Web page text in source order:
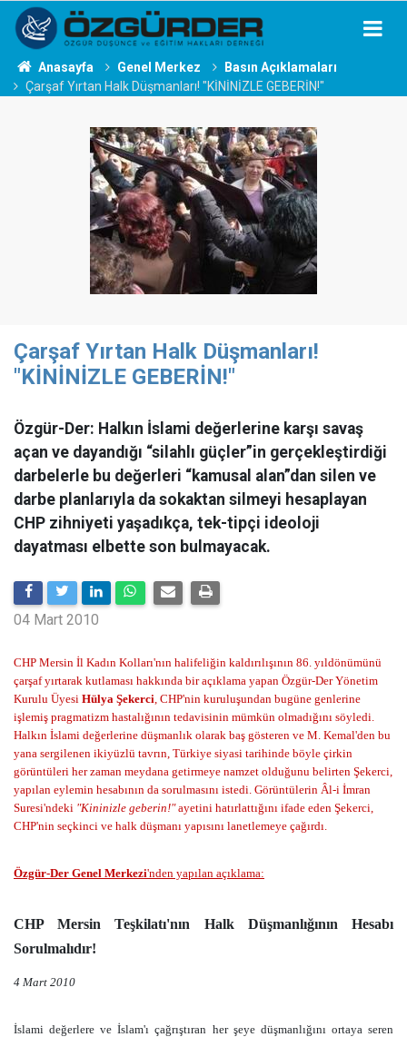
Anasayfa Genel Merkez
Basın Açıklamaları
Çarşaf Yırtan Halk Düşmanları! "KİNİNİZLE GEBERİN!"
Çarşaf Yırtan Halk Düşmanları!
"KİNİNİZLE GEBERİN!"
Özgür-Der: Halkın İslami değerlerine karşı savaş
açan ve dayandığı “silahlı güçler”in gerçekleştirdiği
darbelerle bu değerleri “kamusal alan”dan silen ve
darbe planlarıyla da sokaktan silmeyi hesaplayan
CHP zihniyeti yaşadıkça, tek-tipçi ideoloji
dayatması elbette son bulmayacak.
04 Mart 2010
CHP Mersin İl Kadın Kolları'nın halifeliğin kaldırılışının 86. yıldönümünü
çarşaf yırtarak kutlaması hakkında bir açıklama yapan Özgür-Der Yönetim
Kurulu Üyesi Hülya Şekerci, CHP'nin kuruluşundan bugüne genlerine
işlemiş pragmatizm hastalığının tedavisinin mümkün olmadığını söyledi.
Halkın İslami değerlerine düşmanlık olarak baş gösteren ve M. Kemal'den bu
yana sergilenen ikiyüzlü tavrın, Türkiye siyasi tarihinde böyle çirkin
görüntüleri her zaman meydana getirmeye namzet olduğunu belirten Şekerci,
yapılan eylemin hesabının da sorulmasını istedi. Görüntülerin Âl-i İmran
Suresi'ndeki "Kininizle geberin!"ayetini hatırlattığını ifade eden Şekerci,
CHP'nin seçkinci ve halk düşmanı yapısını lanetlemeye çağırdı.
Özgür-Der Genel Merkezi'nden yapılan açıklama:
CHP Mersin Teşkilatı'nın Halk Düşmanlığının Hesabı
Sorulmalıdır!
4 Mart 2010
İslami değerlere ve İslam'ı çağrıştıran her şeye düşmanlığını ortaya seren